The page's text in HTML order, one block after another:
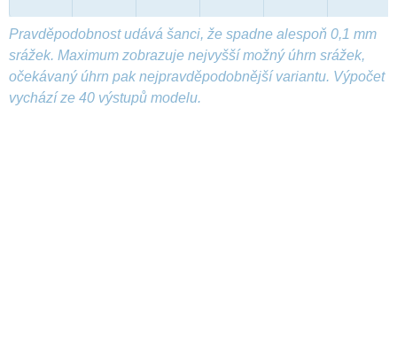
Pravděpodobnost udává šanci, že spadne alespoň 0,1 mm
srážek. Maximum zobrazuje nejvyšší možný úhrn srážek,
očekávaný úhrn pak nejpravděpodobnější variantu. Výpočet
vychází ze 40 výstupů modelu.